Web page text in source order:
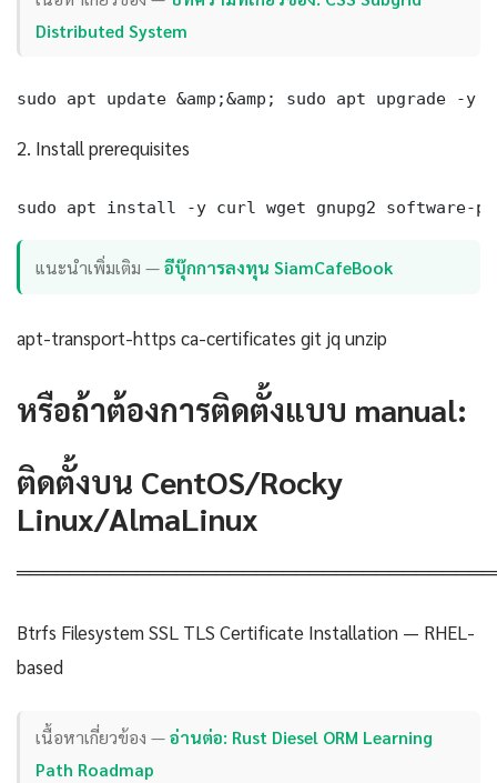
Distributed System
sudo apt update &amp;&amp; sudo apt upgrade -y
2. Install prerequisites
sudo apt install -y curl wget gnupg2 software-
แนะนำเพิ่มเติม —อีบุ๊กการลงทุน SiamCafeBook
apt-transport-https ca-certificates git jq unzip
หรือถ้าต้องการติดตั้งแบบ manual:
ติดตั้งบน CentOS/Rocky
Linux/AlmaLinux
Btrfs Filesystem SSL TLS Certificate Installation — RHEL-
based
เนื้อหาเกี่ยวข้อง —อ่านต่อ: Rust Diesel ORM Learning
Path Roadmap